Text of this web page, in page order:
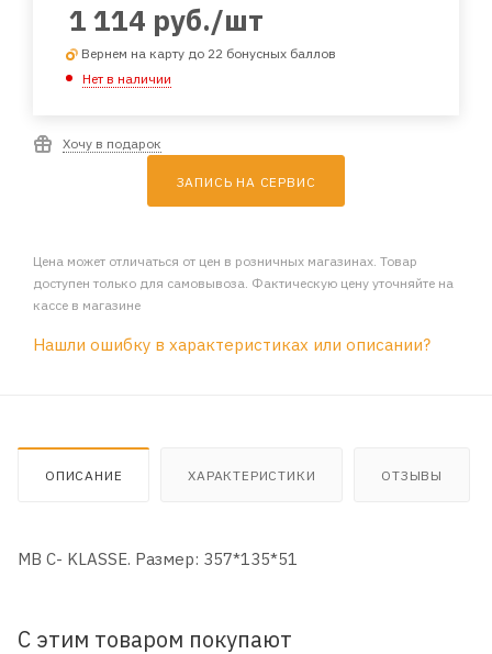
1 114 руб./шт
Вернем на карту до 22 бонусных баллов
Нет в наличии
Хочу в подарок
ЗАПИСЬ НА СЕРВИС
Цена может отличаться от цен в розничных магазинах. Товар
доступен только для самовывоза. Фактическую цену уточняйте на
кассе в магазине
Нашли ошибку в характеристиках или описании?
ОПИСАНИЕ ХАРАКТЕРИСТИКИ ОТЗЫВЫ
MB C- KLASSE. Размер: 357*135*51
С этим товаром покупают